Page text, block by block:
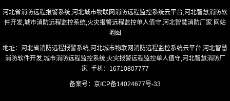
河北省消防远程报警系统,河北城市物联网消防远程监控系统云平台,河北智慧消防软
件开发,城市消防远程监控系统,火灾报警远程监控单人值守,河北智慧消防厂家 网站
地图
地址：河北省消防远程报警系统,河北城市物联网消防远程监控系统云平台,河北智慧
消防软件开发,城市消防远程监控系统,火灾报警远程监控单人值守,河北智慧消防厂
家 手机：16710807777
备案号： 京ICP备14024677号-33